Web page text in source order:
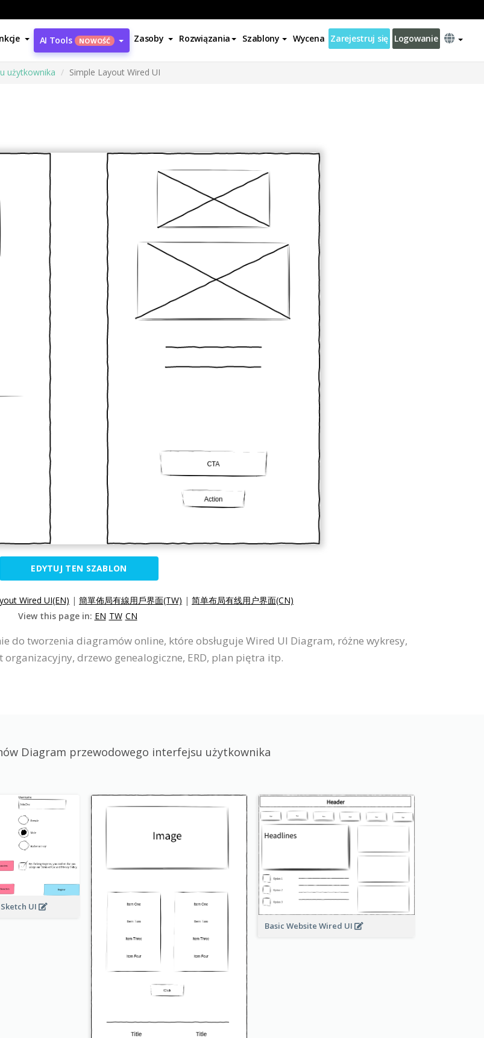
AI Tools NOWOŚĆ Zasoby Rozwiązania Szablony Wycena Zarejestruj się Logowanie
użytkownika Simple Layout Wired UI
EDYTUJ TEN SZABLON
Wired UI(EN) | 簡單佈局有線用戶界面(TW) | 简单布局有线用户界面(CN)
View this page in: EN TW CN
do tworzenia diagramów online, które obsługuje Wired UI Diagram, różne wykresy,
drzewo genealogiczne, ERD, plan piętra itp.
Diagram przewodowego interfejsu użytkownika
UI
Basic Website Wired UI